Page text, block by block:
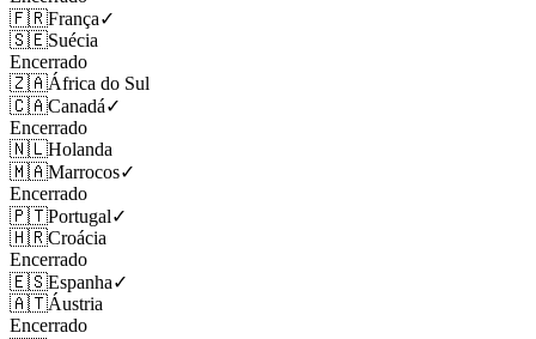
🇫🇷França✓
🇸🇪Suécia
Encerrado
🇿🇦África do Sul
🇨🇦Canadá✓
Encerrado
🇳🇱Holanda
🇲🇦Marrocos✓
Encerrado
🇵🇹Portugal✓
🇭🇷Croácia
Encerrado
🇪🇸Espanha✓
🇦🇹Áustria
Encerrado